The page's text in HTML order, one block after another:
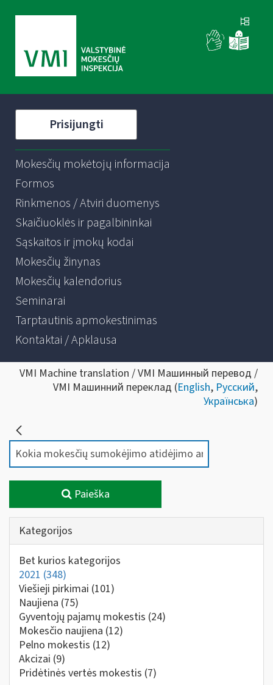
Prisijungti
Mokesčių mokėtojų informacija
Formos
Rinkmenos / Atviri duomenys
Skaičiuoklės ir pagalbininkai
Sąskaitos ir įmokų kodai
Mokesčių žinynas
Mokesčių kalendorius
Seminarai
Tarptautinis apmokestinimas
Kontaktai / Apklausa
VMI Machine translation / VMI Машинный перевод /
VMI Машинний переклад (English, Русский,
Українська)
Paieška
Kategorijos
Bet kurios kategorijos
2021 (348)
Viešieji pirkimai (101)
Naujiena (75)
Gyventojų pajamų mokestis (24)
Mokesčio naujiena (12)
Pelno mokestis (12)
Akcizai (9)
Pridėtinės vertės mokestis (7)